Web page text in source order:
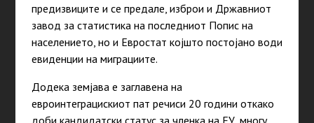
предизвиците и се предале, изброи и Државниот
завод за статистика на последниот Попис на
населението, но и Евростат којшто постојано води
евиденции на миграциите.
Додека земјава е заглавена на
евроинтеграцискиот пат речиси 20 години откако
доби кандидатски статус за членка на ЕУ, многу